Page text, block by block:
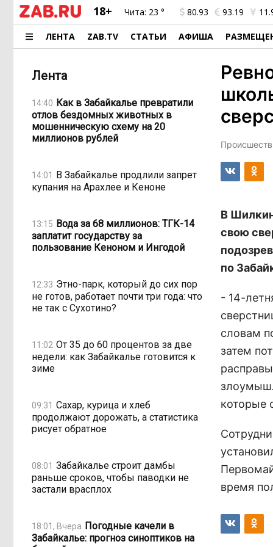
18+ Чита: 23 ° 80.93 93.19
ЛЕНТА ZAB.TV СТАТЬИ АФИША
Лента
14:40 Как в Забайкалье превратили
отлов бездомных животных в
мошенническую схему на 20
миллионов рублей
14:01 В Забайкалье продлили запрет
купания на Арахлее и Кеноне
13:15 Вода за 68 миллионов: ТГК-14
заплатит государству за
пользование Кеноном и Ингодой
12:33 Этно-парк, который до сих пор
не готов, работает почти три года: что
не так с Сухотино?
11:02 От 35 до 60 процентов за две
недели: как Забайкалье готовится к
зиме
09:31 Сахар, курица и хлеб
продолжают дорожать, а статистика
рисует обратное
08:01 Забайкалье строит дамбы
раньше сроков, чтобы паводки не
застали врасплох
18:01, Вчера Погодные качели в
Забайкалье: прогноз синоптиков на
В
свою
по
- 14-
словам
затем
которые
время